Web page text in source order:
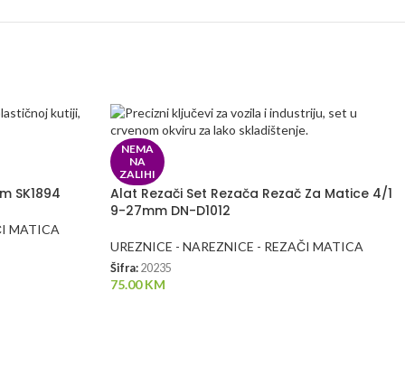
SK1894
MATICA
NEMA
NA
ZALIHI
Alat Rezači Set Rezača Rezač Za Matice 4/1
9-27mm DN-D1012
UREZNICE - NAREZNICE - REZAČI MATICA
Šifra: 20235
75.00KM